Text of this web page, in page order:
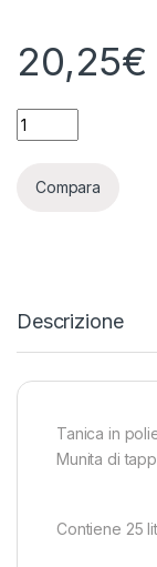
20,25€
TANICA 25 LITRI
Compara
Descrizione
Tanica in
Munita di
Contiene 25